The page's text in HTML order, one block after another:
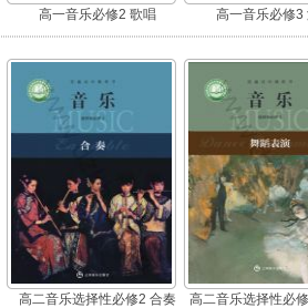
高一音乐必修2 歌唱 高一音乐必修3
高二音乐选择性必修2 合奏
高二音乐选择性必